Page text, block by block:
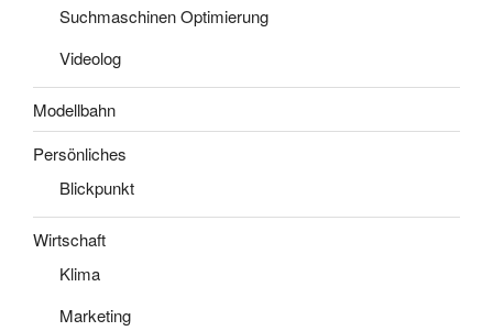
Suchmaschinen Optimierung
Videolog
Modellbahn
Persönliches
Blickpunkt
Wirtschaft
Klima
Marketing